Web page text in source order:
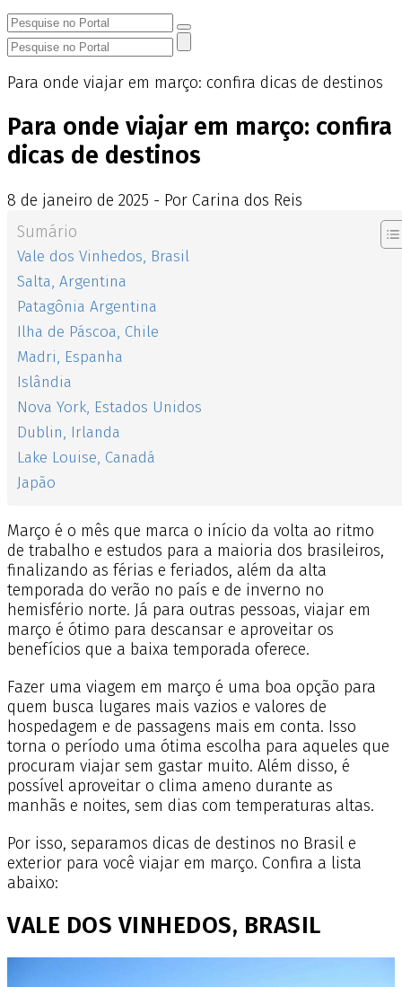
Para onde viajar em março: confira dicas de destinos
Para onde viajar em março: confira
dicas de destinos
8 de janeiro de 2025 - Por Carina dos Reis
Sumário
Vale dos Vinhedos, Brasil
Salta, Argentina
Patagônia Argentina
Ilha de Páscoa, Chile
Madri, Espanha
Islândia
Nova York, Estados Unidos
Dublin, Irlanda
Lake Louise, Canadá
Japão
Março é o mês que marca o início da volta ao ritmo
de trabalho e estudos para a maioria dos brasileiros,
finalizando as férias e feriados, além da alta
temporada do verão no país e de inverno no
hemisfério norte. Já para outras pessoas, viajar em
março é ótimo para descansar e aproveitar os
benefícios que a baixa temporada oferece.
Fazer uma viagem em março é uma boa opção para
quem busca lugares mais vazios e valores de
hospedagem e de passagens mais em conta. Isso
torna o período uma ótima escolha para aqueles que
procuram viajar sem gastar muito. Além disso, é
possível aproveitar o clima ameno durante as
manhãs e noites, sem dias com temperaturas altas.
Por isso, separamos dicas de destinos no Brasil e
exterior para você viajar em março. Confira a lista
abaixo:
VALE DOS VINHEDOS, BRASIL